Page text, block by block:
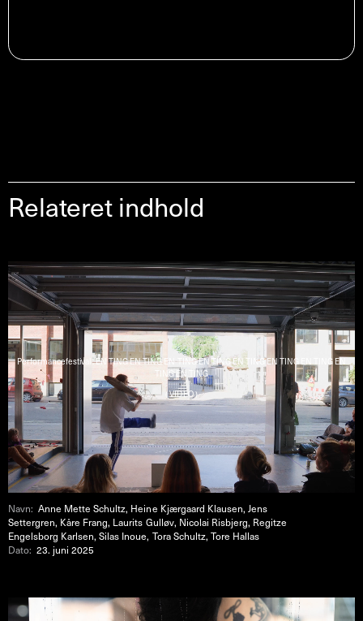
Relateret indhold
Performancefestival : EN TING EN TING EN TING EN TING EN TING EN TING EN TING EN
TING EN TING
( VIDEO )
Navn:Anne Mette Schultz, Heine Kjærgaard Klausen, Jens
Settergren, Kåre Frang, Laurits Gulløv, Nicolai Risbjerg, Regitze
Engelsborg Karlsen, Silas Inoue, Tora Schultz, Tore Hallas
Dato:23. juni 2025